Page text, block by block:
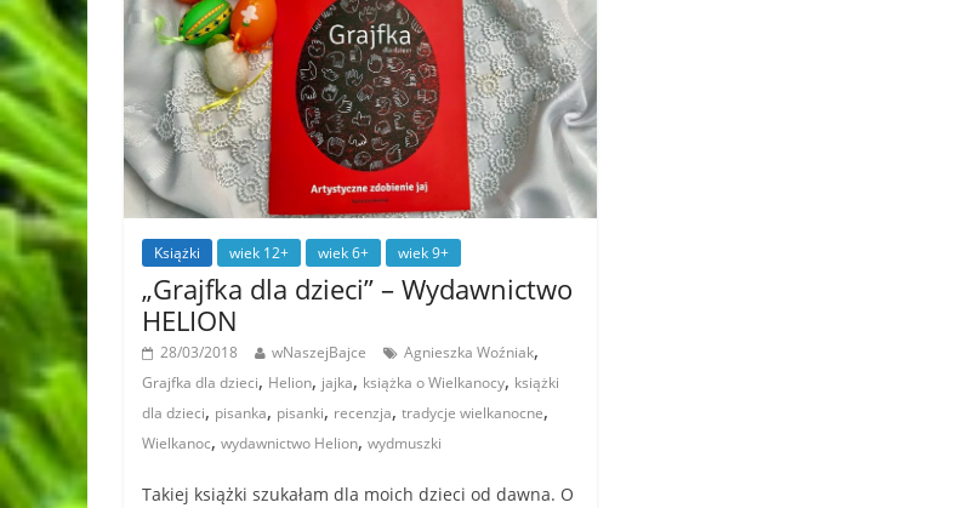
Książki wiek 12+ wiek 6+ wiek 9+
„Grajfka dla dzieci” – Wydawnictwo
HELION
28/03/2018 wNaszejBajce Agnieszka Woźniak,
Grajfka dla dzieci, Helion, jajka, książka o Wielkanocy, książki
dla dzieci, pisanka, pisanki, recenzja, tradycje wielkanocne,
Wielkanoc, wydawnictwo Helion, wydmuszki
Takiej książki szukałam dla moich dzieci od dawna. O